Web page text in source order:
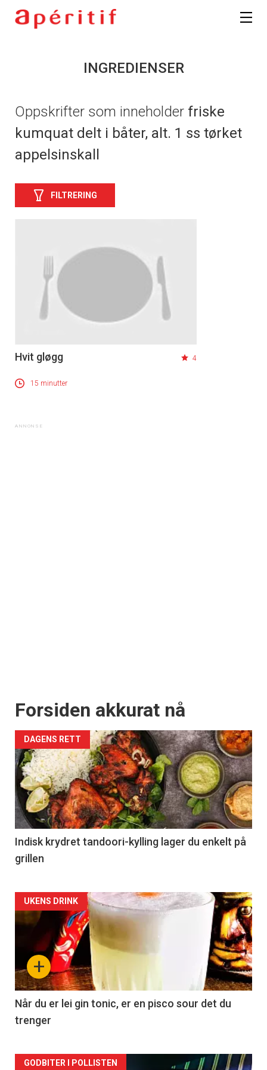
INGREDIENSER
Oppskrifter som inneholder friske
kumquat delt i båter, alt. 1 ss tørket
appelsinskall
FILTRERING
Hvit gløgg 4
15 minutter
Forsiden akkurat nå
DAGENS RETT
Indisk krydret tandoori-kylling lager du enkelt på
grillen
Forsiden
akkurat
nå
-
2
+
UKENS DRINK
Når du er lei gin tonic, er en pisco sour det du
trenger
GODBITER I POLLISTEN